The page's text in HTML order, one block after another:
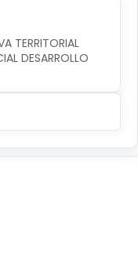
TERRITORIAL
DESARROLLO